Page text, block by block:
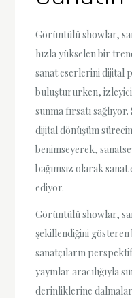
Görüntülü showlar,
hızla yükselen bir
sanat eserlerini dijital
buluştururken,
sunma fırsatı
dijital dönüşüm
benimseyerek,
bağımsız olarak
ediyor.
Görüntülü showlar,
şekillendiğini
sanatçıların
yayınlar aracılığıyla
derinliklerine